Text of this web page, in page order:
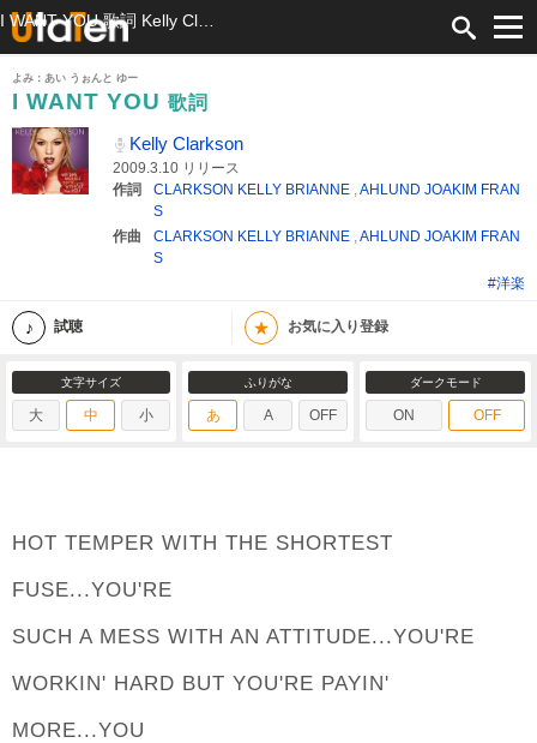
よみ：あい うぉんと ゆー
I WANT YOU 歌詞
Kelly Clarkson
2009.3.10 リリース
作詞
CLARKSON KELLY BRIANNE ,AHLUND JOAKIM FRAN
S
作曲
CLARKSON KELLY BRIANNE ,AHLUND JOAKIM FRAN
S
#洋楽
試聴 ★ お気に入り登録
文字サイズ
大 中 小
ふりがな
あ A OFF
ダークモード
ON OFF
HOT TEMPER WITH THE SHORTEST
FUSE...YOU'RE
SUCH A MESS WITH AN ATTITUDE...YOU'RE
WORKIN' HARD BUT YOU'RE PAYIN'
MORE...YOU